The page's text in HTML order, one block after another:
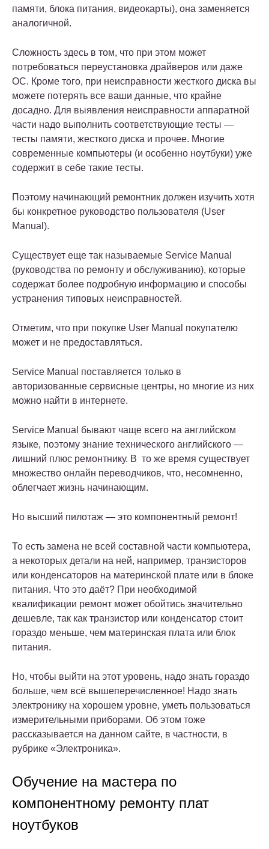
памяти, блока питания, видеокарты), она заменяется
аналогичной.
Сложность здесь в том, что при этом может
потребоваться переустановка драйверов или даже
ОС. Кроме того, при неисправности жесткого диска вы
можете потерять все ваши данные, что крайне
досадно. Для выявления неисправности аппаратной
части надо выполнить соответствующие тесты —
тесты памяти, жесткого диска и прочее. Многие
современные компьютеры (и особенно ноутбуки) уже
содержит в себе такие тесты.
Поэтому начинающий ремонтник должен изучить хотя
бы конкретное руководство пользователя (User
Manual).
Существует еще так называемые Service Manual
(руководства по ремонту и обслуживанию), которые
содержат более подробную информацию и способы
устранения типовых неисправностей.
Отметим, что при покупке User Manual покупателю
может и не предоставляться.
Service Manual поставляется только в
авторизованные сервисные центры, но многие из них
можно найти в интернете.
Service Manual бывают чаще всего на английском
языке, поэтому знание технического английского —
лишний плюс ремонтнику. В то же время существует
множество онлайн переводчиков, что, несомненно,
облегчает жизнь начинающим.
Но высший пилотаж — это компонентный ремонт!
То есть замена не всей составной части компьютера,
а некоторых детали на ней, например, транзисторов
или конденсаторов на материнской плате или в блоке
питания. Что это даёт? При необходимой
квалификации ремонт может обойтись значительно
дешевле, так как транзистор или конденсатор стоит
гораздо меньше, чем материнская плата или блок
питания.
Но, чтобы выйти на этот уровень, надо знать гораздо
больше, чем всё вышеперечисленное! Надо знать
электронику на хорошем уровне, уметь пользоваться
измерительными приборами. Об этом тоже
рассказывается на данном сайте, в частности, в
рубрике «Электроника».
Обучение на мастера по
компонентному ремонту плат
ноутбуков